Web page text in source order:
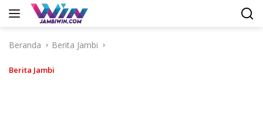
Langsung
Beranda
Berita Jambi
Berita Jambi